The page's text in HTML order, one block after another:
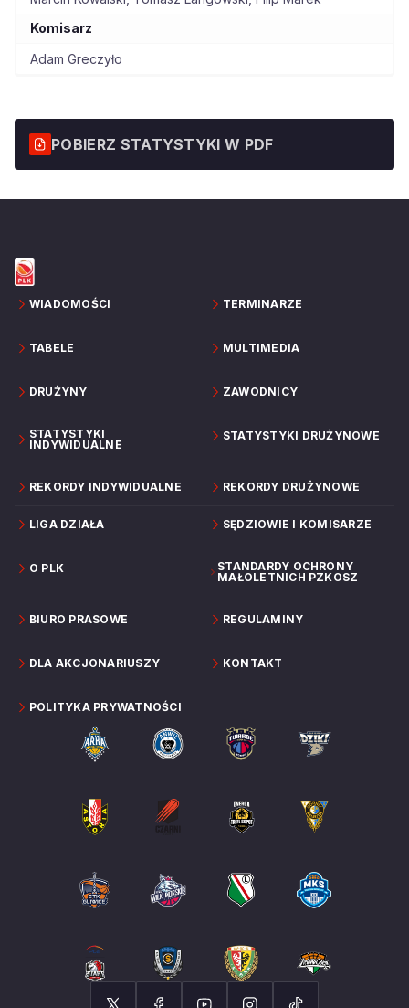
Komisarz
Adam Greczyło
POBIERZ STATYSTYKI W PDF
WIADOMOŚCI TERMINARZE
TABELE MULTIMEDIA
DRUŻYNY ZAWODNICY
STATYSTYKI
INDYWIDUALNE
STATYSTYKI DRUŻYNOWE
REKORDY INDYWIDUALNE REKORDY DRUŻYNOWE
LIGA DZIAŁA SĘDZIOWIE I KOMISARZE
O PLK
STANDARDY OCHRONY
MAŁOLETNICH PZKOSZ
BIURO PRASOWE REGULAMINY
DLA AKCJONARIUSZY KONTAKT
POLITYKA PRYWATNOŚCI